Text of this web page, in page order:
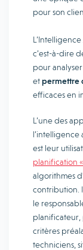
pour son
c’est-à-dire
pour
etpermettre
efficaces en
L’une des
l’intelligence
est leur
planification
algorithmes
contribution.
le
planificateur,
critères
techniciens,